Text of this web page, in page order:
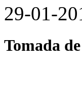
29-01-
Tomada